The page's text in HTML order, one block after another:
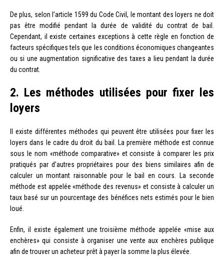
De plus, selon l’article 1599 du Code Civil, le montant des loyers ne doit
pas être modifié pendant la durée de validité du contrat de bail.
Cependant, il existe certaines exceptions à cette règle en fonction de
facteurs spécifiques tels que les conditions économiques changeantes
ou si une augmentation significative des taxes a lieu pendant la durée
du contrat.
2. Les méthodes utilisées pour fixer les
loyers
Il existe différentes méthodes qui peuvent être utilisées pour fixer les
loyers dans le cadre du droit du bail. La première méthode est connue
sous le nom «méthode comparative» et consiste à comparer les prix
pratiqués par d’autres propriétaires pour des biens similaires afin de
calculer un montant raisonnable pour le bail en cours. La seconde
méthode est appelée «méthode des revenus» et consiste à calculer un
taux basé sur un pourcentage des bénéfices nets estimés pour le bien
loué.
Enfin, il existe également une troisième méthode appelée «mise aux
enchères» qui consiste à organiser une vente aux enchères publique
afin de trouver un acheteur prêt à payer la somme la plus élevée.